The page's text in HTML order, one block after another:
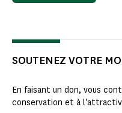
SOUTENEZ VOTRE
En faisant un don, vous
conservation et à